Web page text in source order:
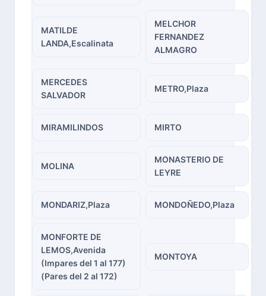
MATILDE
LANDA,Escalinata
MELCHOR
FERNANDEZ
ALMAGRO
MERCEDES
SALVADOR
METRO,Plaza
MIRAMILINDOS MIRTO
MOLINA
MONASTERIO DE
LEYRE
MONDARIZ,Plaza MONDOÑEDO,Plaza
MONFORTE DE
LEMOS,Avenida
(Impares del 1 al 177)
(Pares del 2 al 172)
MONTOYA